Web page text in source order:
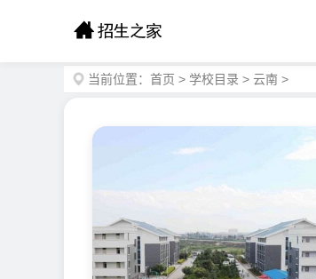
当前位置： 首页 > 学校目录 > 云南 >